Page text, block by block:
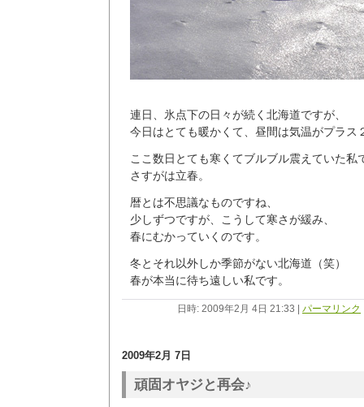
連日、氷点下の日々が続く北海道ですが、
今日はとても暖かくて、昼間は気温がプラス
ここ数日とても寒くてブルブル震えていた私
さすがは立春。
暦とは不思議なものですね、
少しずつですが、こうして寒さが緩み、
春にむかっていくのです。
冬とそれ以外しか季節がない北海道（笑）
春が本当に待ち遠しい私です。
日時: 2009年2月 4日 21:33 パーマリンク
2009年2月 7日
頑固オヤジと再会♪